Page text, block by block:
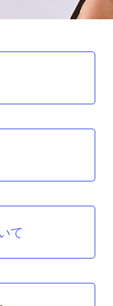
て